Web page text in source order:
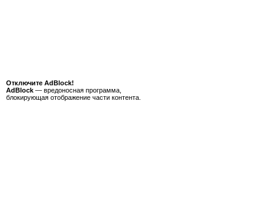
Отключите AdBlock!
AdBlock — вредоносная программа,
блокирующая отображение части контента.